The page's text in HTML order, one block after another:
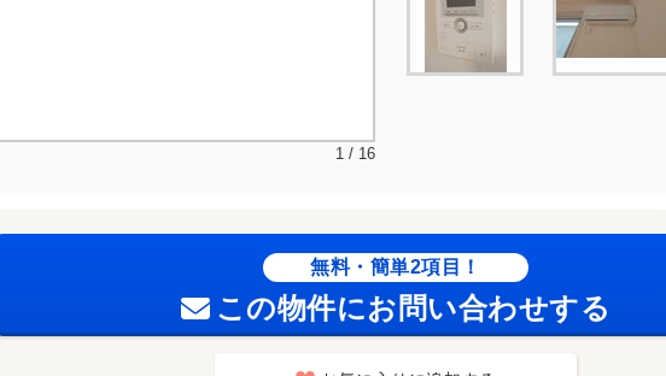
1 / 16
無料・簡単2項目！
この物件にお問い合わせする